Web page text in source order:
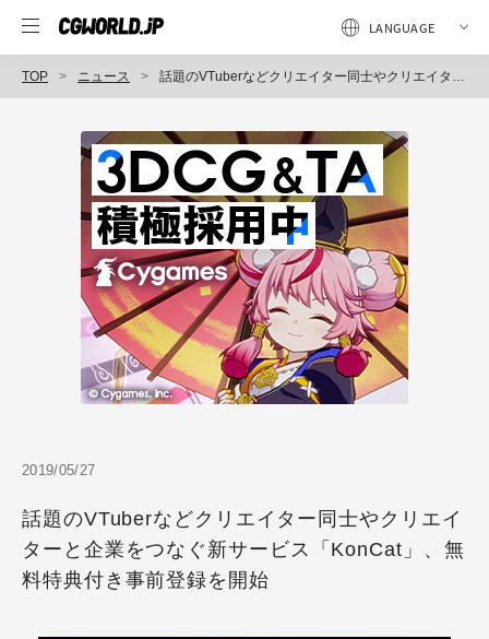
TOP ニュース 話題のVTuberなどクリエイター同士やクリエイターと企業をつなぐ新サービス「KonCat」、無料特典付き事前登録を開始
2019/05/27
話題のVTuberなどクリエイター同士やクリエイ
ターと企業をつなぐ新サービス「KonCat」、無
料特典付き事前登録を開始